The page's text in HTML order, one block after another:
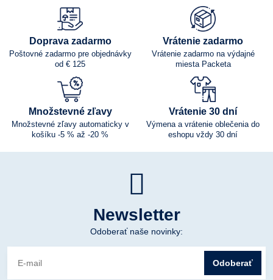
Doprava zadarmo
Poštovné zadarmo pre objednávky
od € 125
Vrátenie zadarmo
Vrátenie zadarmo na výdajné
miesta Packeta
Množstevné zľavy
Množstevné zľavy automaticky v
košíku -5 % až -20 %
Vrátenie 30 dní
Výmena a vrátenie oblečenia do
eshopu vždy 30 dní
Newsletter
Odoberať naše novinky:
Odoberať